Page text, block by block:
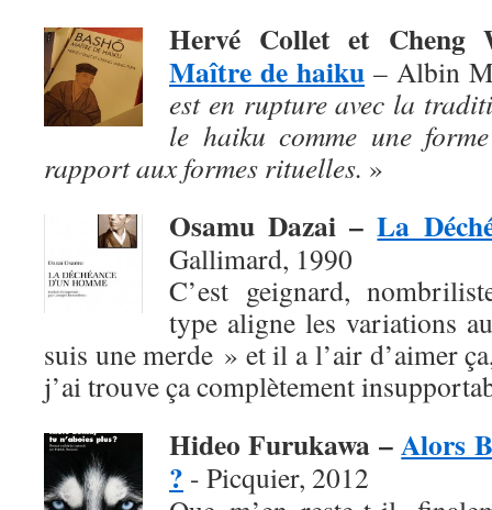
Hervé Collet et
Maître de haiku – Albin
est en rupture avec la
le haiku comme une
rapport aux formes rituelles. »
Osamu Dazai –La
Gallimard, 1990
C’est geignard,
type aligne les variations
suis une merde » et il a l’air d’aimer
j’ai trouve ça complètement
Hideo Furukawa –Alors
? - Picquier, 2012